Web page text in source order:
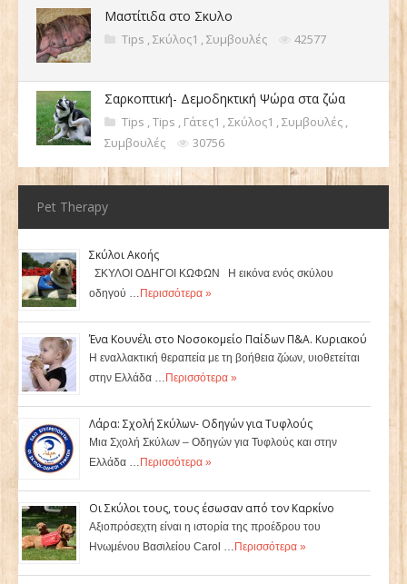
Μαστίτιδα στο Σκυλο
Tips ,Σκύλος1 ,Συμβουλές 42577
Σαρκοπτική- Δεμοδηκτική Ψώρα στα ζώα
Tips ,Tips , Γάτες1 ,Σκύλος1 ,Συμβουλές ,
Συμβουλές
30756
Pet Therapy
Σκύλοι Ακοής
ΣΚΥΛΟΙ ΟΔΗΓΟΙ ΚΩΦΩΝ Η εικόνα ενός σκύλου
οδηγού … Περισσότερα »
Ένα Κουνέλι στο Νοσοκομείο Παίδων Π&Α. Κυριακού
Η εναλλακτική θεραπεία με τη βοήθεια ζώων, υιοθετείται
στην Ελλάδα … Περισσότερα »
Λάρα: Σχολή Σκύλων- Οδηγών για Τυφλούς
Μια Σχολή Σκύλων – Οδηγών για Τυφλούς και στην
Ελλάδα … Περισσότερα »
Οι Σκύλοι τους, τους έσωσαν από τον Καρκίνο
Αξιοπρόσεχτη είναι η ιστορία της προέδρου του
Ηνωμένου Βασιλείου Carol … Περισσότερα »